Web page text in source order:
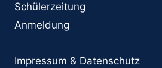
Schülerzeitung
Anmeldung
Impressum & Datenschutz